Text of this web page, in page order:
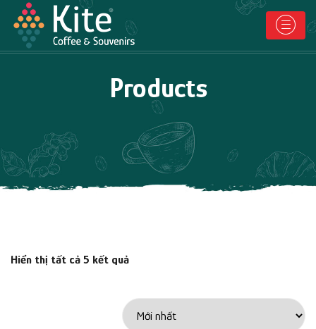
Products
Hiển thị tất cả 5 kết quả